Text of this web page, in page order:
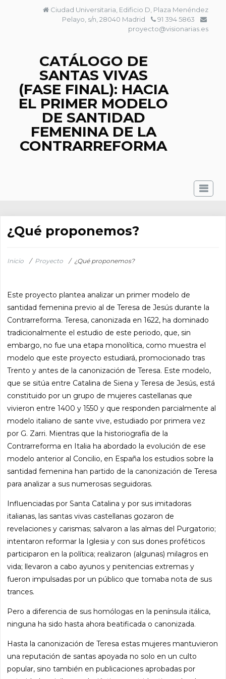
Ciudad Universitaria, Edificio D, Plaza Menéndez
Pelayo, s/n, 28040 Madrid
91 394 5863
proyecto@visionarias.es
CATÁLOGO DE
SANTAS VIVAS
(FASE FINAL): HACIA
EL PRIMER MODELO
DE SANTIDAD
FEMENINA DE LA
CONTRARREFORMA
¿Qué proponemos?
Inicio / Proyecto / ¿Qué proponemos?
Este proyecto plantea analizar un primer modelo de
santidad femenina previo al de Teresa de Jesús durante la
Contrarreforma. Teresa, canonizada en 1622, ha dominado
tradicionalmente el estudio de este periodo, que, sin
embargo, no fue una etapa monolítica, como muestra el
modelo que este proyecto estudiará, promocionado tras
Trento y antes de la canonización de Teresa. Este modelo,
que se sitúa entre Catalina de Siena y Teresa de Jesús, está
constituido por un grupo de mujeres castellanas que
vivieron entre 1400 y 1550 y que responden parcialmente al
modelo italiano de sante vive, estudiado por primera vez
por G. Zarri. Mientras que la historiografía de la
Contrarreforma en Italia ha abordado la evolución de ese
modelo anterior al Concilio, en España los estudios sobre la
santidad femenina han partido de la canonización de Teresa
para analizar a sus numerosas seguidoras.
Influenciadas por Santa Catalina y por sus imitadoras
italianas, las santas vivas castellanas gozaron de
revelaciones y carismas; salvaron a las almas del Purgatorio;
intentaron reformar la Iglesia y con sus dones proféticos
participaron en la política; realizaron (algunas) milagros en
vida; llevaron a cabo ayunos y penitencias extremas y
fueron impulsadas por un público que tomaba nota de sus
trances.
Pero a diferencia de sus homólogas en la península itálica,
ninguna ha sido hasta ahora beatificada o canonizada.
Hasta la canonización de Teresa estas mujeres mantuvieron
una reputación de santas apoyada no solo en un culto
popular, sino también en publicaciones aprobadas por